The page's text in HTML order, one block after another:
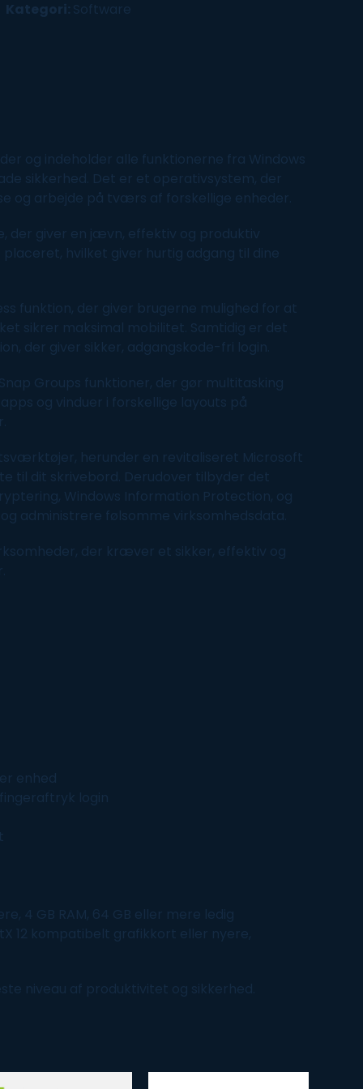
Kategori: Software
og indeholder alle funktionerne fra Windows
sikkerhed. Det er et operativsystem, der
og arbejde på tværs af forskellige enheder.
der giver en jævn, effektiv og produktiv
hvilket giver hurtig adgang til dine
funktion, der giver brugerne mulighed for at
sikrer maksimal mobilitet. Samtidig er det
der giver sikker, adgangskode-fri login.
Groups funktioner, der gør multitasking
og vinduer i forskellige layouts på
herunder en revitaliseret Microsoft
til dit skrivebord. Derudover tilbyder det
Windows Information Protection, og
administrere følsomme virksomhedsdata.
der kræver et sikker, effektiv og
enhed
login
4 GB RAM, 64 GB eller mere ledig
12 kompatibelt grafikkort eller nyere,
niveau af produktivitet og sikkerhed.